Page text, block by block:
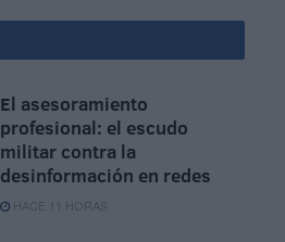
El asesoramiento
profesional: el escudo
militar contra la
desinformación en redes
HACE 11 HORAS